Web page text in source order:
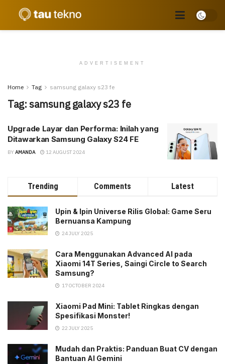
ADVERTISEMENT
Home Tag samsung galaxy s23 fe
Tag:samsung galaxy s23 fe
Upgrade Layar dan Performa: Inilah yang
Ditawarkan Samsung Galaxy S24 FE
BY AMANDA 12 AUGUST 2024
Trending Comments Latest
Upin & Ipin Universe Rilis Global: Game Seru
Bernuansa Kampung
24 JULY 2025
Cara Menggunakan Advanced AI pada
Xiaomi 14T Series, Saingi Circle to Search
Samsung?
17 OCTOBER 2024
Xiaomi Pad Mini: Tablet Ringkas dengan
Spesifikasi Monster!
22 JULY 2025
Mudah dan Praktis: Panduan Buat CV dengan
Bantuan AI Gemini